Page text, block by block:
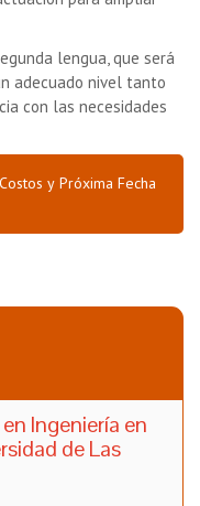
lengua, que será
adecuado nivel tanto
con las necesidades
y Próxima Fecha
Ingeniería en
de Las